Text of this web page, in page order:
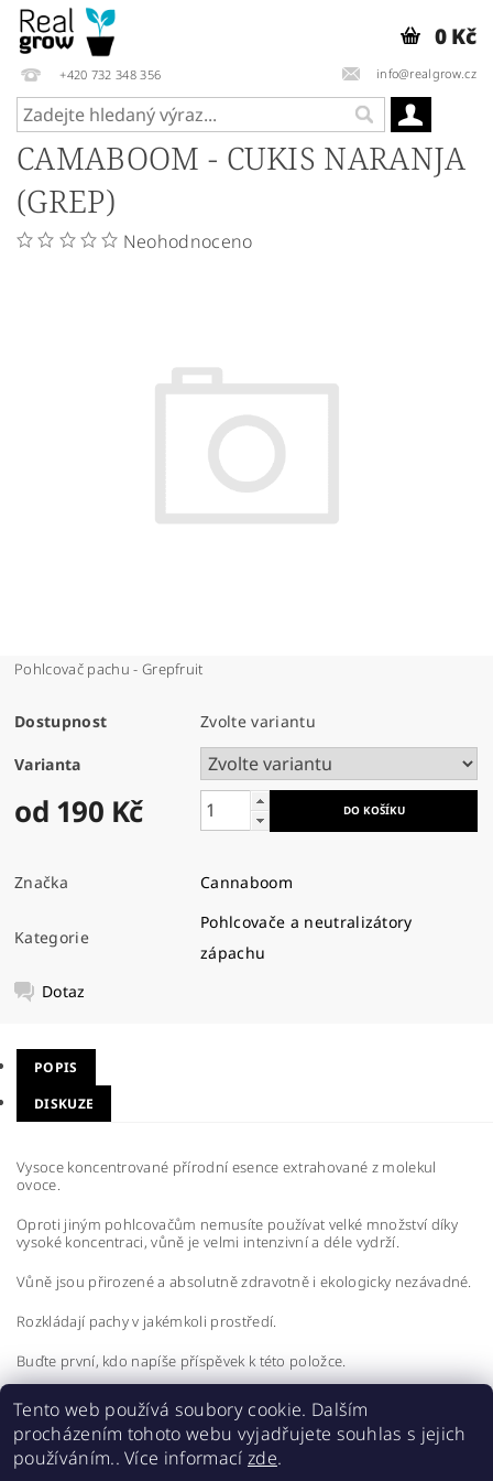
+420 732 348 356 info@realgrow.cz
0 Kč
CAMABOOM - CUKIS NARANJA
(GREP)
Neohodnoceno
Pohlcovač pachu - Grepfruit
Dostupnost Zvolte variantu
Varianta
od 190 Kč
Značka Cannaboom
Kategorie
Pohlcovače a neutralizátory
zápachu
Dotaz
POPIS
DISKUZE
Vysoce koncentrované přírodní esence extrahované z molekul
ovoce.
Oproti jiným pohlcovačům nemusíte používat velké množství díky
vysoké koncentraci, vůně je velmi intenzivní a déle vydrží.
Vůně jsou přirozené a absolutně zdravotně i ekologicky nezávadné.
Rozkládají pachy v jakémkoli prostředí.
Buďte první, kdo napíše příspěvek k této položce.
Přidat komentář
Tento web používá soubory cookie. Dalším
procházením tohoto webu vyjadřujete souhlas s jejich
používáním.. Více informací zde.